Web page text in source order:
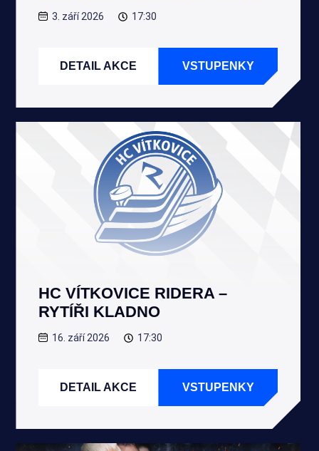
3. září 2026 17:30
DETAIL AKCE VSTUPENKY
HC VÍTKOVICE RIDERA –
RYTÍŘI KLADNO
16. září 2026 17:30
DETAIL AKCE VSTUPENKY